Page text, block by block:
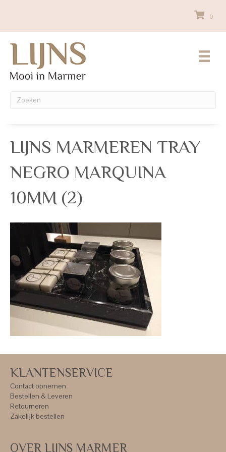
0
LIJNS MARMEREN TRAY
NEGRO MARQUINA
10MM (2)
KLANTENSERVICE
Contact opnemen
Bestellen & Leveren
Retourneren
Zakelijk bestellen
OVER LIJNS MARMER